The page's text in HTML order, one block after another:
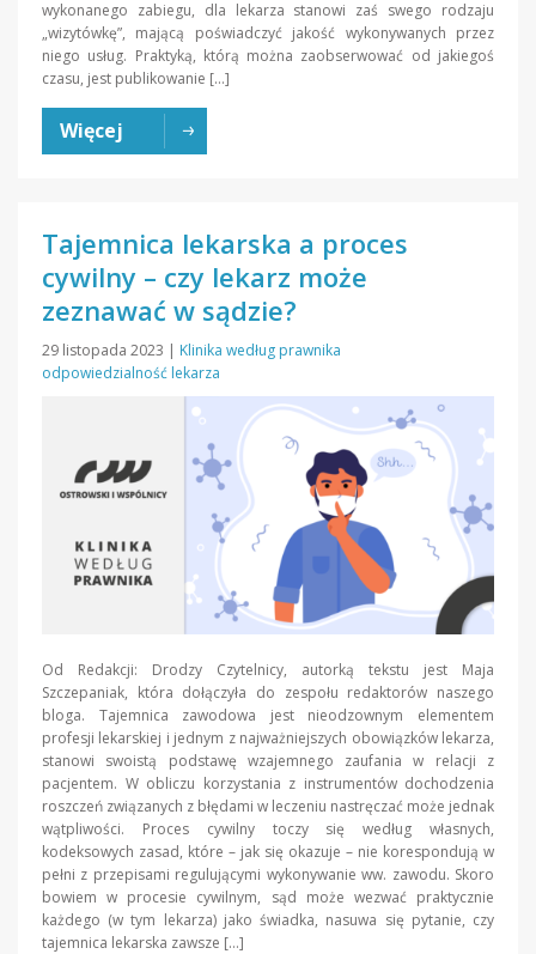
wykonanego zabiegu, dla lekarza stanowi zaś swego rodzaju
„wizytówkę”, mającą poświadczyć jakość wykonywanych przez
niego usług. Praktyką, którą można zaobserwować od jakiegoś
czasu, jest publikowanie […]
Więcej
Tajemnica lekarska a proces
cywilny – czy lekarz może
zeznawać w sądzie?
29 listopada 2023 | Klinika według prawnika
odpowiedzialność lekarza
Od Redakcji: Drodzy Czytelnicy, autorką tekstu jest Maja
Szczepaniak, która dołączyła do zespołu redaktorów naszego
bloga. Tajemnica zawodowa jest nieodzownym elementem
profesji lekarskiej i jednym z najważniejszych obowiązków lekarza,
stanowi swoistą podstawę wzajemnego zaufania w relacji z
pacjentem. W obliczu korzystania z instrumentów dochodzenia
roszczeń związanych z błędami w leczeniu nastręczać może jednak
wątpliwości. Proces cywilny toczy się według własnych,
kodeksowych zasad, które – jak się okazuje – nie korespondują w
pełni z przepisami regulującymi wykonywanie ww. zawodu. Skoro
bowiem w procesie cywilnym, sąd może wezwać praktycznie
każdego (w tym lekarza) jako świadka, nasuwa się pytanie, czy
tajemnica lekarska zawsze […]